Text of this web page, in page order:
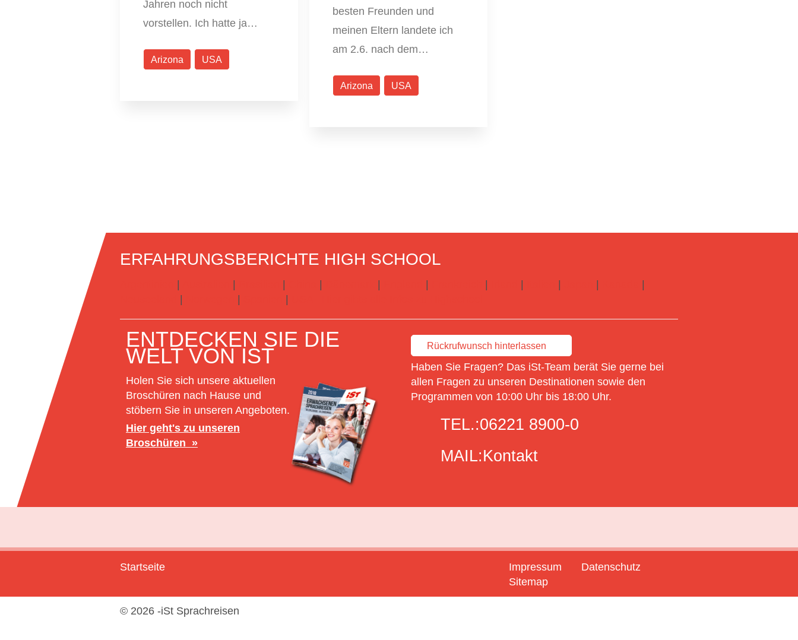
Jahren noch nicht
vorstellen. Ich hatte ja…
Arizona USA
besten Freunden und
meinen Eltern landete ich
am 2.6. nach dem…
Arizona USA
ERFAHRUNGSBERICHTE HIGH SCHOOL
ENTDECKEN SIE DIE
WELT VON IST
Holen Sie sich unsere aktuellen
Broschüren nach Hause und
stöbern Sie in unseren Angeboten.
Hier geht's zu unseren
Broschüren
Rückrufwunsch hinterlassen
Haben Sie Fragen? Das iSt-Team berät Sie gerne bei
allen Fragen zu unseren Destinationen sowie den
Programmen von 10:00 Uhr bis 18:00 Uhr.
TEL.:06221 8900-0
MAIL:Kontakt
Startseite Impressum
Datenschutz
Sitemap
© 2026 -iSt Sprachreisen